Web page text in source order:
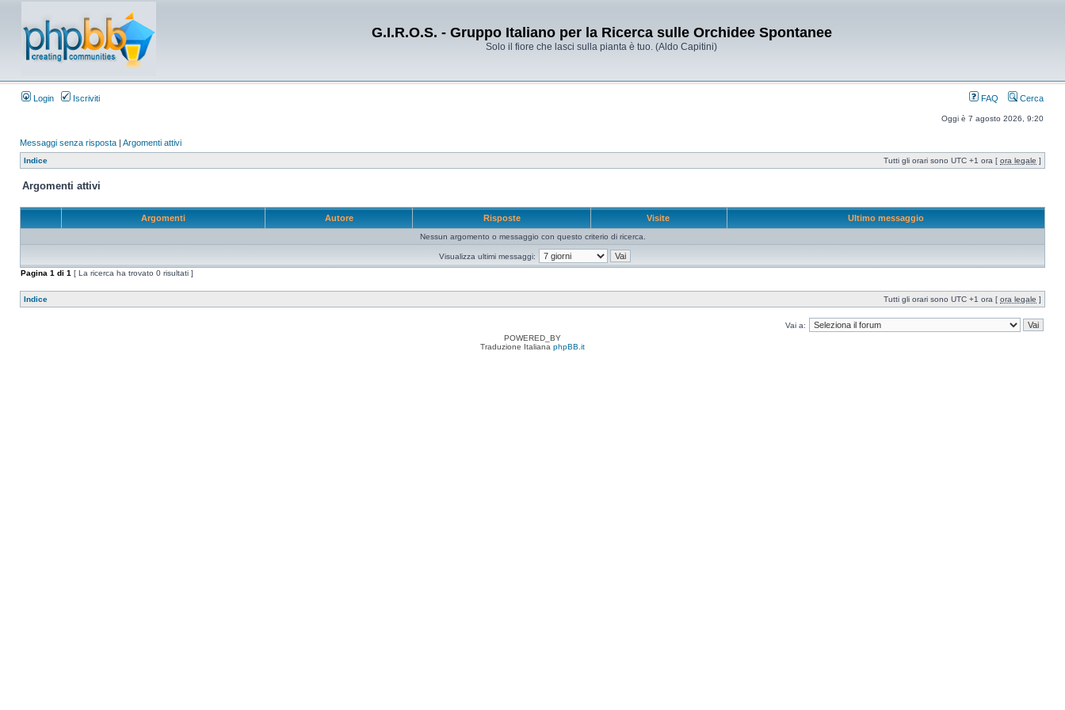
G.I.R.O.S. - Gruppo Italiano per la Ricerca sulle Orchidee Spontanee
Solo il fiore che lasci sulla pianta è tuo. (Aldo Capitini)
Login Iscriviti FAQ Cerca
Oggi è 7 agosto 2026, 9:20
Messaggi senza risposta | Argomenti attivi
Indice Tutti gli orari sono UTC +1 ora [ ora legale ]
Argomenti attivi
Argomenti Autore Risposte Visite Ultimo messaggio
Nessun argomento o messaggio con questo criterio di ricerca.
Visualizza ultimi messaggi:
Pagina 1 di 1 [ La ricerca ha trovato 0 risultati ]
Indice Tutti gli orari sono UTC +1 ora [ ora legale ]
Vai a:
POWERED_BY
Traduzione Italiana phpBB.it